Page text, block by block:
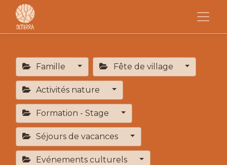
Famille Fête de village
Activités nature
Formation - Stage
Séjours de vacances
Evénements culturels